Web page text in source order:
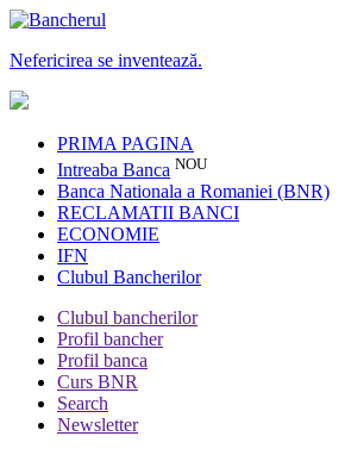
Nefericirea se inventează.
PRIMA PAGINA
Intreaba Banca NOU
Banca Nationala a Romaniei (BNR)
RECLAMATII BANCI
ECONOMIE
IFN
Clubul Bancherilor
Clubul bancherilor
Profil bancher
Profil banca
Curs BNR
Search
Newsletter